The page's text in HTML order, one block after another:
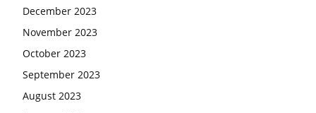
December 2023
November 2023
October 2023
September 2023
August 2023